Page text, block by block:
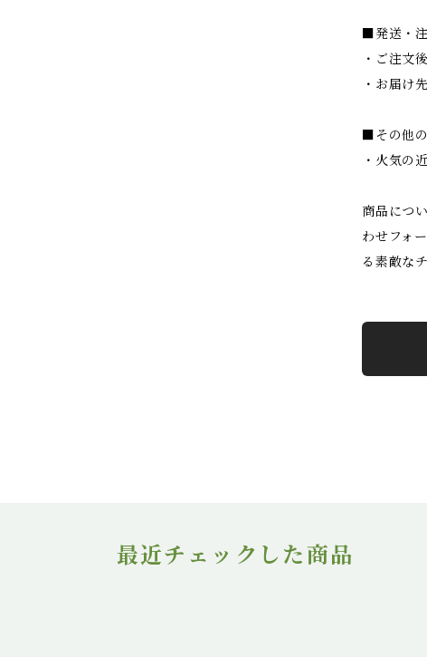
■発送・
・ご注文
・お届け
■その他
・火気の
商品につ
わせフォ
る素敵な
最近チェックした商品